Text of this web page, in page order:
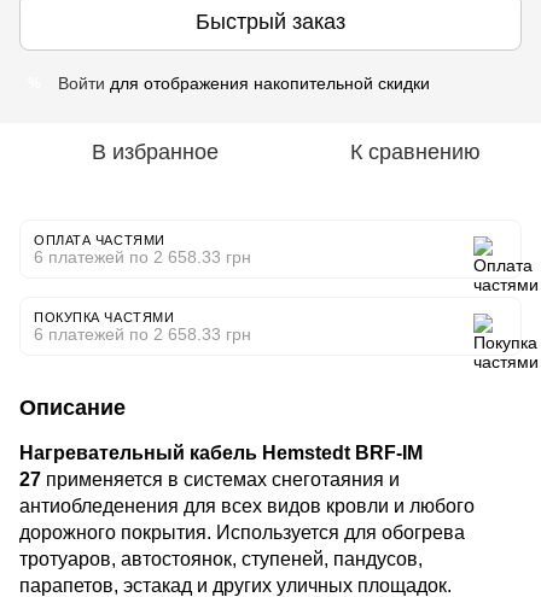
Быстрый заказ
Войти для отображения накопительной скидки
В избранное К сравнению
ОПЛАТА ЧАСТЯМИ
6 платежей по 2 658.33 грн
ПОКУПКА ЧАСТЯМИ
6 платежей по 2 658.33 грн
Описание
Нагревательный кабель Hemstedt BRF-IM
27 применяется в системах снеготаяния и
антиобледенения для всех видов кровли и любого
дорожного покрытия. Используется для обогрева
тротуаров, автостоянок, ступеней, пандусов,
парапетов, эстакад и других уличных площадок.